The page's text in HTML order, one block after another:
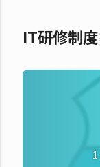
IT研修制